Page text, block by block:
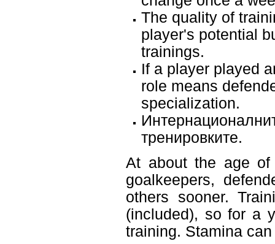
The quality of
player's potential
trainings.
If a player played
role means
specialization.
тренировките.
At about the age
goalkeepers,
others sooner.
(included), so for a
training. Stamina